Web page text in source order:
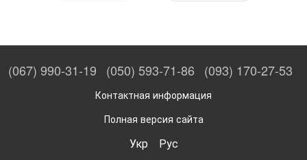
(067) 990-31-19 (050) 593-71-86 (093) 170-27-53
Контактная информация
Полная версия сайта
Укр Рус